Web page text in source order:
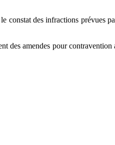
constat des infractions prévues
des amendes pour contravention